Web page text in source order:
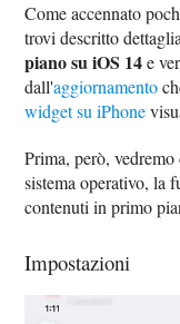
Come accennato
trovi descritto
piano su iOS 14e
dall'aggiornamento
widget su iPhone
Prima, però,
sistema operativo, la
contenuti in primo
Impostazioni